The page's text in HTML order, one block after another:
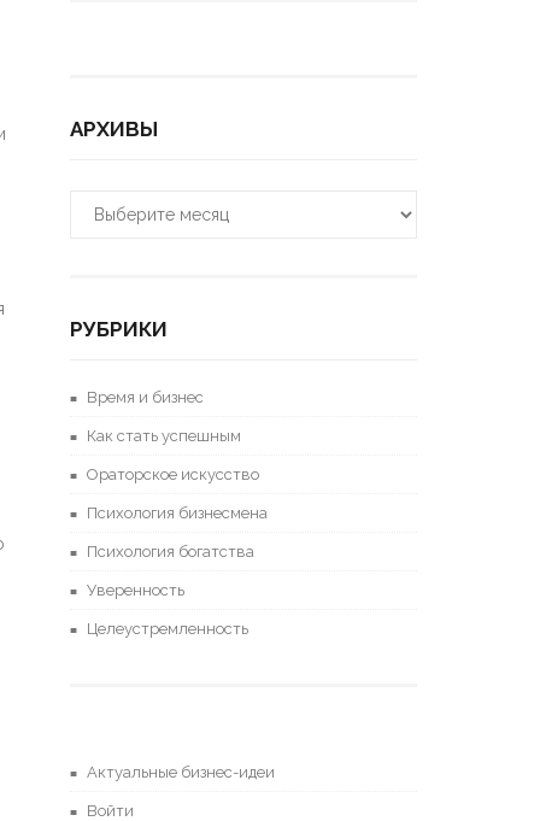
АРХИВЫ
РУБРИКИ
Время и бизнес
Как стать успешным
Ораторское искусство
Психология бизнесмена
Психология богатства
Уверенность
Целеустремленность
Актуальные бизнес-идеи
Войти